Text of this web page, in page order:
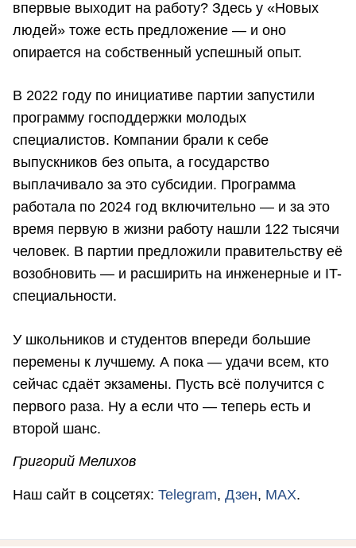
впервые выходит на работу? Здесь у «Новых
людей» тоже есть предложение — и оно
опирается на собственный успешный опыт.
В 2022 году по инициативе партии запустили
программу господдержки молодых
специалистов. Компании брали к себе
выпускников без опыта, а государство
выплачивало за это субсидии. Программа
работала по 2024 год включительно — и за это
время первую в жизни работу нашли 122 тысячи
человек. В партии предложили правительству её
возобновить — и расширить на инженерные и IT-
специальности.
У школьников и студентов впереди большие
перемены к лучшему. А пока — удачи всем, кто
сейчас сдаёт экзамены. Пусть всё получится с
первого раза. Ну а если что — теперь есть и
второй шанс.
Григорий Мелихов
Наш сайт в соцсетях: Telegram, Дзен, MAX.